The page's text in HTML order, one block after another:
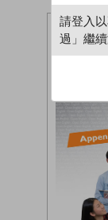
請登入
過」繼續